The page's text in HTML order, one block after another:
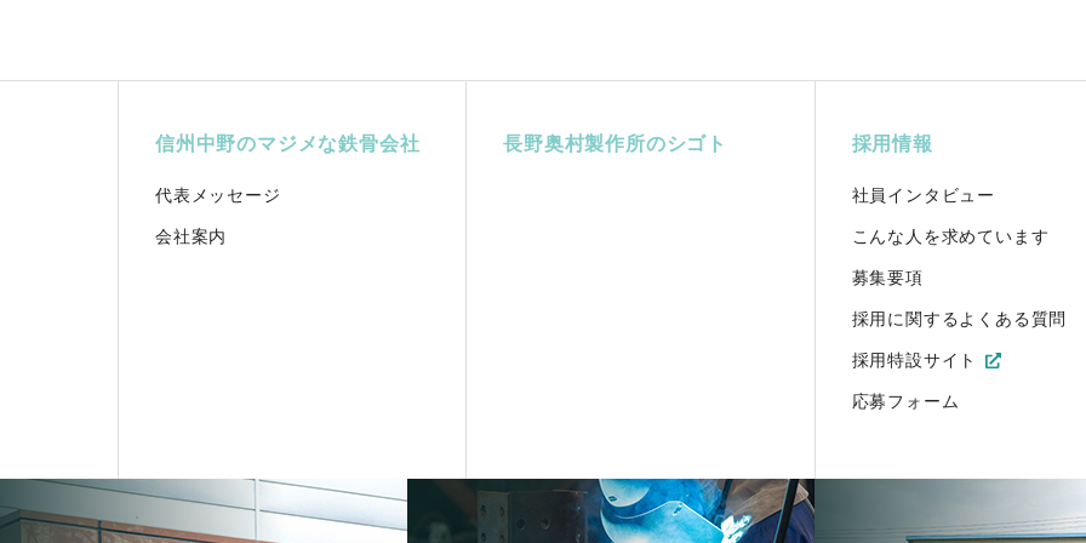
信州中野のマジメな鉄骨会社
代表メッセージ
会社案内
長野奥村製作所のシゴト 採用情報
社員インタビュー
こんな人を求めています
募集要項
採用に関するよくある質問
採用特設サイト
応募フォーム